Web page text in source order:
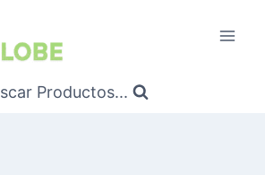
Productos...